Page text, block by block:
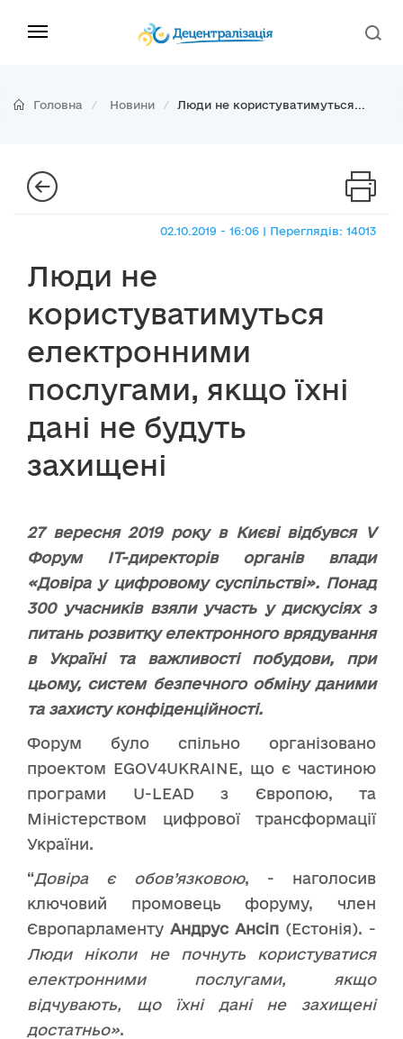
Головна Новини Люди не користуватимуться...
02.10.2019 - 16:06 | Переглядів: 14013
Люди не
користуватимуться
електронними
послугами, якщо їхні
дані не будуть
захищені
27 вересня 2019 року в Києві відбувся V
Форум IT-директорів органів влади
«Довіра у цифровому суспільстві». Понад
300 учасників взяли участь у дискусіях з
питань розвитку електронного врядування
в Україні та важливості побудови, при
цьому, систем безпечного обміну даними
та захисту конфіденційності.
Форум було спільно організовано
проектом EGOV4UKRAINE, що є частиною
програми U-LEAD з Європою, та
Міністерством цифрової трансформації
України.
“Довіра є обов’язковою, - наголосив
ключовий промовець форуму, член
Європарламенту Андрус Ансіп (Естонія). -
Люди ніколи не почнуть користуватися
електронними послугами, якщо
відчувають, що їхні дані не захищені
достатньо».